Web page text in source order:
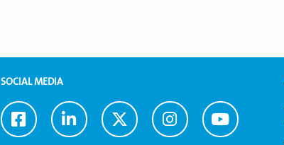
SOCIAL MEDIA
Ga
naar
Ga
naar
Ga
naar
Ga
naar
Ga
naar